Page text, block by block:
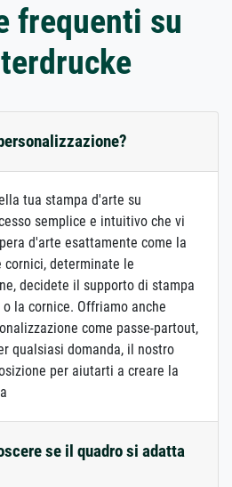
frequenti su
tua stampa d'arte su
semplice e intuitivo che vi
d'arte esattamente come la
determinate le
decidete il supporto di stampa
la cornice. Offriamo anche
come passe-partout,
qualsiasi domanda, il nostro
per aiutarti a creare la
se il quadro si adatta